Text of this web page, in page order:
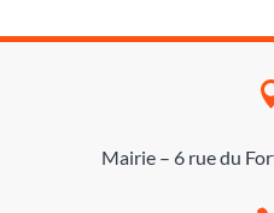
Mairie – 6 rue du